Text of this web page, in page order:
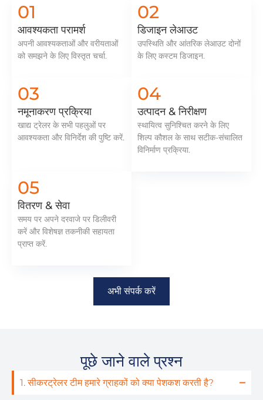
01
आवश्यकता परामर्श
अपनी आवश्यकताओं और वरीयताओं
को समझने के लिए विस्तृत चर्चा.
02
डिजाइन लेआउट
उपस्थिति और आंतरिक लेआउट दोनों
के लिए कस्टम डिजाइन.
03
नमूनाकरण प्रक्रिया
खाद्य ट्रेलर के सभी पहलुओं पर
आवश्यकता और विनिर्देश की पुष्टि करें.
04
उत्पादन & निरीक्षण
स्थायित्व सुनिश्चित करने के लिए
शिल्प कौशल के साथ सटीक-संचालित
विनिर्माण प्रक्रिया.
05
वितरण & सेवा
समय पर अपने दरवाजे पर डिलीवरी
करें और विशेषज्ञ तकनीकी सहायता
प्राप्त करें.
अभी संपर्क करें
पूछे जाने वाले प्रश्न
1. सीकरट्रेलर टीम हमारे ग्राहकों को क्या पेशकश करती है?